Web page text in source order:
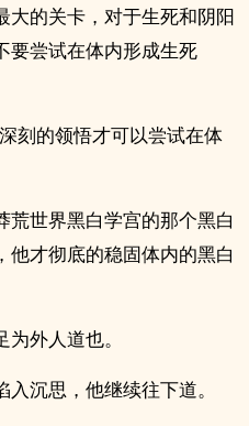
大的关卡，对于生死和阴阳
要尝试在体内形成生死
刻的领悟才可以尝试在体
荒世界黑白学宫的那个黑白
他才彻底的稳固体内的黑白
外人道也。
沉思，他继续往下道。